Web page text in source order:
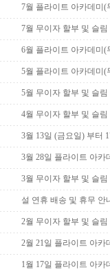
7월 플라이트 아카데미(
7월 무이자 할부 및 슬
6월 플라이트 아카데미(
5월 플라이트 아카데미(
5월 무이자 할부 및 슬
4월 무이자 할부 및 슬
3월 13일 (금요일) 부터
3월 28일 플라이트 아카
3월 무이자 할부 및 슬
설 연휴 배송 및 휴무 안
2월 무이자 할부 및 슬
2월 21일 플라이트 아카
1월 17일 플라이트 아